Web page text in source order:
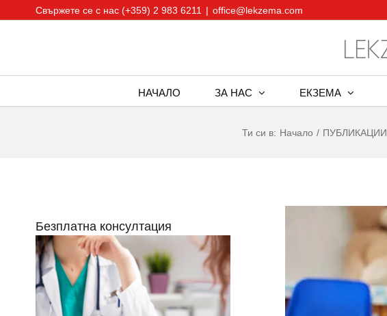
to
Свържете се с нас (+359) 2 983 6211 | office@lekzema.com
НАЧАЛО ЗА НАС ЕКЗЕМА
Ти си в: Начало ПУБЛИКАЦИИ
Безплатна консултация